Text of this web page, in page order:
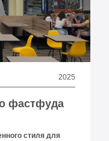
2025
фастфуда
стиля для